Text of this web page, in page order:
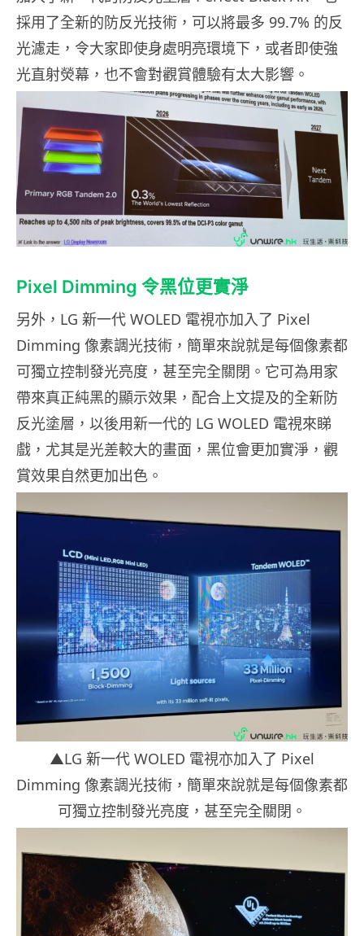
採用了全新的防反光技術，可以將最多 99.7% 的反
光濾走，令大家即使身處明亮環境下，或者即使強
光直射熒幕，也不會對觀賞體驗有太大影響。
Pixel Dimming 令黑位更實淨
另外，LG 新一代 WOLED 電視亦加入了 Pixel
Dimming 像素調光技術，簡單來說就是每個像素都
可獨立控制發光亮度，甚至完全關閉。它可為用家
帶來真正純黑的顯示效果，配合上文提及的全新防
反光塗層，以後用新一代的 LG WOLED 電視來睇
戲，尤其是光差較大的畫面，黑位會更加實淨，觀
賞效果自然更加出色。
▲LG 新一代 WOLED 電視亦加入了 Pixel
Dimming 像素調光技術，簡單來說就是每個像素都
可獨立控制發光亮度，甚至完全關閉。